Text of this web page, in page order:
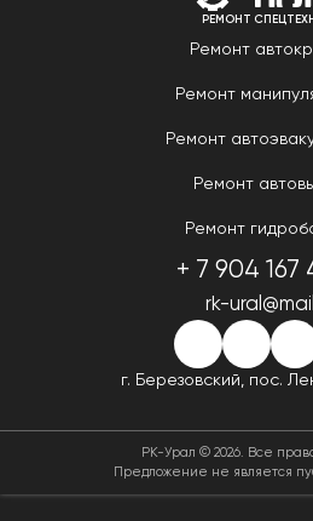
РЕМОНТ
Ремонт
Ремонт
Ремонт
Ремонт
Ремонт
+ 7 904 167
rk-
г. Березовский, пос.
РК-Урал © 2026. Все
Предложение не является